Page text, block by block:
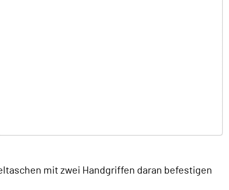
mit zwei Handgriffen daran befestigen